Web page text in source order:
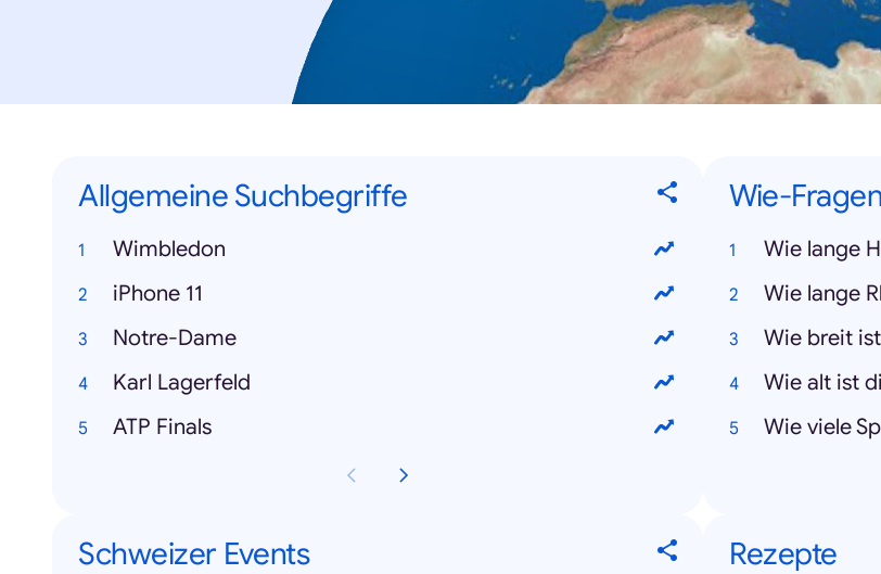
Allgemeine Suchbegriffe
Wimbledon
iPhone 11
Notre-Dame
Karl Lagerfeld
ATP Finals
Wie-Fragen
Wie lange
Wie lange
Wie breit
Wie alt ist
Wie viele
Schweizer Events Rezepte